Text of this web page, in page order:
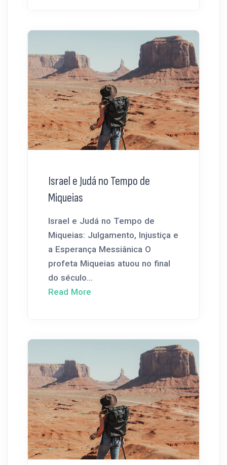
Israel e Judá no Tempo de
Miqueias
Israel e Judá no Tempo de
Miqueias: Julgamento, Injustiça e
a Esperança Messiânica O
profeta Miqueias atuou no final
do século...
Read More